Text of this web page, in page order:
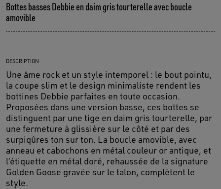
Bottes basses Debbie en daim gris tourterelle avec boucle
amovible
DESCRIPTION
Une âme rock et un style intemporel : le bout pointu,
la coupe slim et le design minimaliste rendent les
bottines Debbie parfaites en toute occasion.
Proposées dans une version basse, ces bottes se
distinguent par une tige en daim gris tourterelle, par
une fermeture à glissière sur le côté et par des
surpiqûres ton sur ton. La boucle amovible, avec
anneau et cabochons en métal couleur or antique, et
l’étiquette en métal doré, rehaussée de la signature
Golden Goose gravée sur le talon, complètent le
style.